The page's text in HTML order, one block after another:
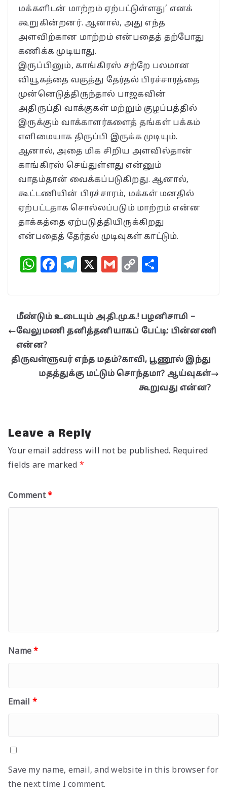
மக்களிடன் மாற்றம் ஏற்பட்டுள்ளது’ எனக்
கூறுகின்றனர். ஆனால், அது எந்த
அளவிற்கான மாற்றம் என்பதைத் தற்போது
கணிக்க முடியாது.
இருப்பினும், காங்கிரஸ் சற்றே பலமான
வியூகத்தை வகுத்து தேர்தல் பிரச்சாரத்தை
முன்னெடுத்திருந்தால் பாஜகவின்
அதிருப்தி வாக்குகள் மற்றும் குழப்பத்தில்
இருக்கும் வாக்காளர்களைத் தங்கள் பக்கம்
எளிமையாக திருப்பி இருக்க முடியும்.
ஆனால், அதை மிக சிறிய அளவில்தான்
காங்கிரஸ் செய்துள்ளது என்னும்
வாதம்தான் வைக்கப்படுகிறது. ஆனால்,
கூட்டணியின் பிரச்சாரம், மக்கள் மனதில்
ஏற்பட்டதாக சொல்லப்படும் மாற்றம் என்ன
தாக்கத்தை ஏற்படுத்தியிருக்கிறது
என்பதைத் தேர்தல் முடிவுகள் காட்டும்.
W
s
A
p
p
F
e
b
o
k
T
g
ra
X
G
l
C
y
Li
k
r
e
மீண்டும் உடையும் அ.தி.மு.க.! பழனிசாமி –
வேலுமணி தனித்தனியாகப் பேட்டி: பின்னணி
என்ன?
திருவள்ளுவர் எந்த மதம்?காவி, பூணூல் இந்து
மதத்துக்கு மட்டும் சொந்தமா? ஆய்வுகள்
கூறுவது என்ன?
Leave a Reply
Your email address will not be published. Required
fields are marked *
Comment*
Name*
Email *
Save my name, email, and website in this browser for
the next time I comment.